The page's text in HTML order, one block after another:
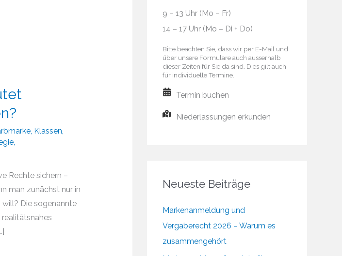
, Klassen,
,
Rechte sichern –
man zunächst nur in
Die sogenannte
9 – 13 Uhr (Mo – Fr)
14 – 17 Uhr (Mo – Di + Do)
Bitte beachten Sie, dass wir per E-Mail und
über unsere Formulare auch ausserhalb
dieser Zeiten für Sie da sind. Dies gilt auch
für individuelle Termine.
Termin buchen
Niederlassungen erkunden
Neueste Beiträge
Markenanmeldung und
Vergaberecht 2026 – Warum es
zusammengehört